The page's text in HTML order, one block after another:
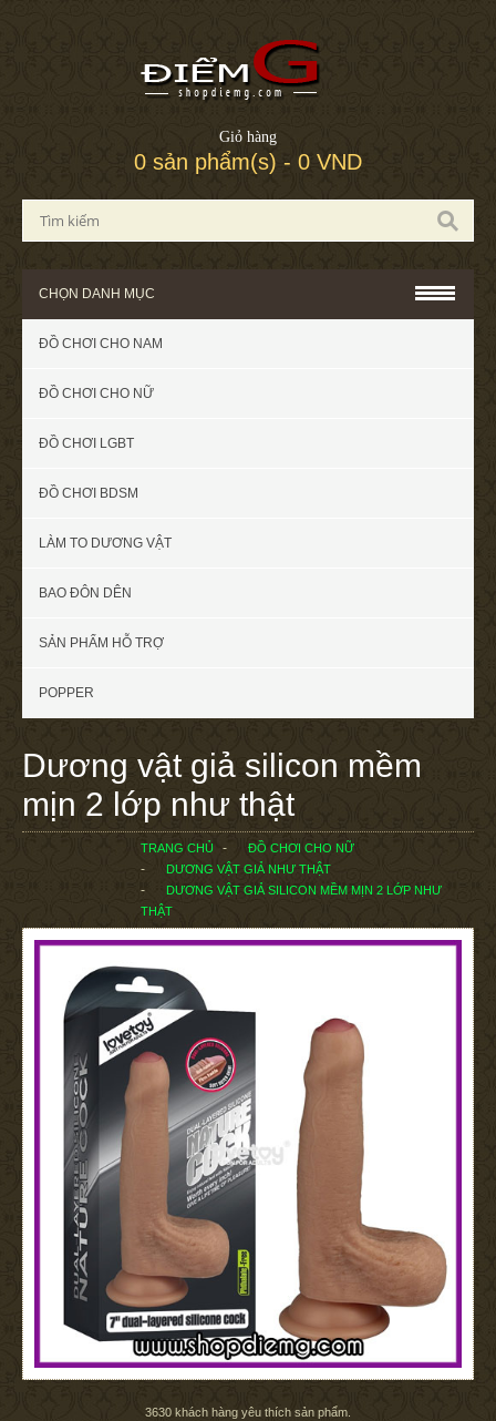
Giỏ hàng
0 sản phẩm(s) - 0 VND
CHỌN DANH MỤC
ĐỒ CHƠI CHO NAM
ĐỒ CHƠI CHO NỮ
ĐỒ CHƠI LGBT
ĐỒ CHƠI BDSM
LÀM TO DƯƠNG VẬT
BAO ĐÔN DÊN
SẢN PHẨM HỖ TRỢ
POPPER
Dương vật giả silicon mềm
mịn 2 lớp như thật
TRANG CHỦ
ĐỒ CHƠI CHO NỮ
DƯƠNG VẬT GIẢ NHƯ THẬT
DƯƠNG VẬT GIẢ SILICON MỀM MỊN 2 LỚP NHƯ
THẬT
3630 khách hàng yêu thích sản phẩm.